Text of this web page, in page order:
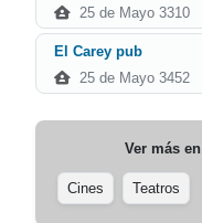
25 de Mayo 3310
El Carey pub
25 de Mayo 3452
Ver más en
Cines Teatros